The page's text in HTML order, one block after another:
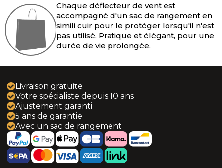
Le Baron (1986-1995)
PT Cruiser (2004-2010)
Sebring - Stratus (1996-2007)
Sebring JS (2007-2010)
DS3 (2013-2019)
Copen (2002-2012)
124 Spider (1966-1985)
Chaque déflecteur de vent est
accompagné d'un sac de rangement en
simili cuir pour le protéger lorsqu'il n'est
pas utilisé. Pratique et élégant, pour une
durée de vie prolongée.
Livraison gratuite
Votre spécialiste depuis 10 ans
Ajustement garanti
5 ans de garantie
Avec un sac de rangement